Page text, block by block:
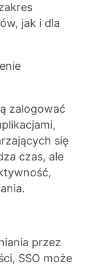
jak i dla
zalogować
się
czas, ale
przez
SSO może